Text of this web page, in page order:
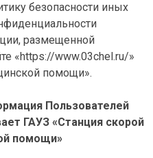
безопасности иных
размещенной
«https://www.03chel.ru/»
помощи».
Пользователей
ГАУЗ «Станция скорой
помощи»